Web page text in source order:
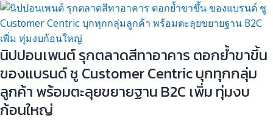
นิปปอนเพนต์ รุกตลาดสีทาอาคาร ตอกย้ำขาขึ้น
ของแบรนด์ ชู Customer Centric บุกทุกกลุ่ม
ลูกค้า พร้อมตะลุยขยายฐาน B2C เพิ่ม ทุ่มงบ
ก้อนใหญ่